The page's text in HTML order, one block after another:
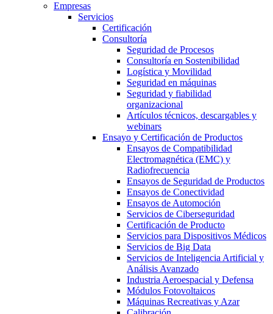
Empresas
Servicios
Certificación
Consultoría
Seguridad de Procesos
Consultoría en Sostenibilidad
Logística y Movilidad
Seguridad en máquinas
Seguridad y fiabilidad
organizacional
Artículos técnicos, descargables y
webinars
Ensayo y Certificación de Productos
Ensayos de Compatibilidad
Electromagnética (EMC) y
Radiofrecuencia
Ensayos de Seguridad de Productos
Ensayos de Conectividad
Ensayos de Automoción
Servicios de Ciberseguridad
Certificación de Producto
Servicios para Dispositivos Médicos
Servicios de Big Data
Servicios de Inteligencia Artificial y
Análisis Avanzado
Industria Aeroespacial y Defensa
Módulos Fotovoltaicos
Máquinas Recreativas y Azar